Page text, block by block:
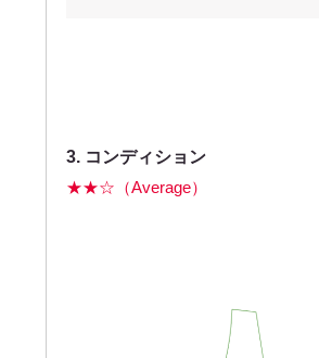
3. コンディション
★★☆（Average）